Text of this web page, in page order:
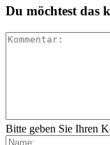
Du möchtest das
Bitte geben Sie Ihren